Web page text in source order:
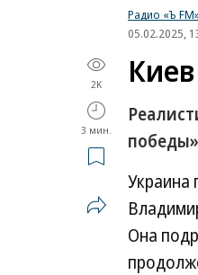
Радио «Ъ
05.02.2025,
2K
3 мин.
победы»
Украина
Она